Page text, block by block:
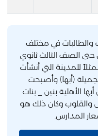
والطالبات في مختلف
الصف الثالث ثانوي
للمدينة التي أنشأت
(أبها) وأصبحت
الأهلية بنين _ بنات
والقلوب وكان ذلك هو
المدارس.